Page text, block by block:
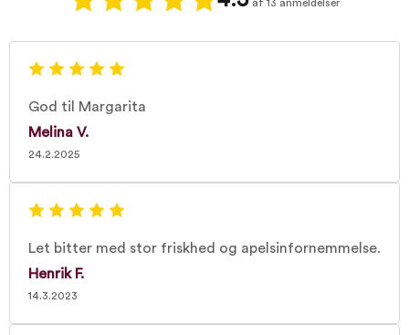
af 13 anmeldelser
God til Margarita
Melina V.
24.2.2025
Let bitter med stor friskhed og apelsinfornemmelse.
Henrik F.
14.3.2023